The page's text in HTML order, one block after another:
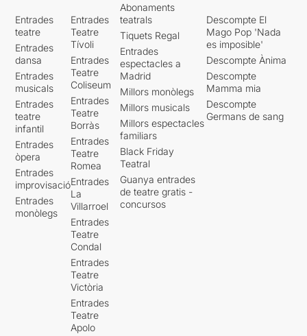
Entrades
teatre
Entrades
dansa
Entrades
musicals
Entrades
teatre
infantil
Entrades
òpera
Entrades
improvisació
Entrades
monòlegs
Entrades
Teatre
Tívoli
Entrades
Teatre
Coliseum
Entrades
Teatre
Borràs
Entrades
Teatre
Romea
Entrades
La
Villarroel
Entrades
Teatre
Condal
Entrades
Teatre
Victòria
Entrades
Teatre
Apolo
Abonaments
teatrals
Tiquets Regal
Entrades
espectacles a
Madrid
Millors monòlegs
Millors musicals
Millors espectacles
familiars
Black Friday
Teatral
Guanya entrades
de teatre gratis -
concursos
Descompte El
Mago Pop 'Nada
es imposible'
Descompte Ànima
Descompte
Mamma mia
Descompte
Germans de sang